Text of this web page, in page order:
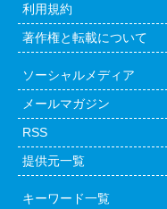
利用規約
著作権と転載について
ソーシャルメディア
メールマガジン
RSS
提供元一覧
キーワード一覧